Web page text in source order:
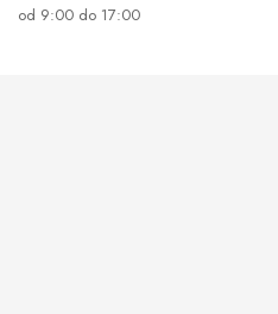
od 9:00 do 17:00